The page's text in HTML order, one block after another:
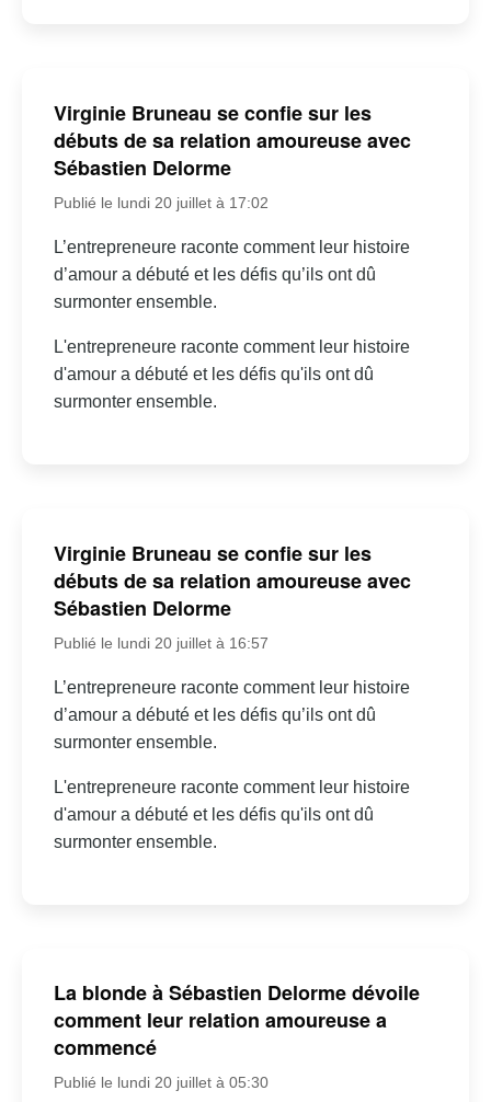
Virginie Bruneau se confie sur les
débuts de sa relation amoureuse avec
Sébastien Delorme
Publié le lundi 20 juillet à 17:02
L’entrepreneure raconte comment leur histoire
d’amour a débuté et les défis qu’ils ont dû
surmonter ensemble.
L'entrepreneure raconte comment leur histoire
d'amour a débuté et les défis qu'ils ont dû
surmonter ensemble.
Virginie Bruneau se confie sur les
débuts de sa relation amoureuse avec
Sébastien Delorme
Publié le lundi 20 juillet à 16:57
L’entrepreneure raconte comment leur histoire
d’amour a débuté et les défis qu’ils ont dû
surmonter ensemble.
L'entrepreneure raconte comment leur histoire
d'amour a débuté et les défis qu'ils ont dû
surmonter ensemble.
La blonde à Sébastien Delorme dévoile
comment leur relation amoureuse a
commencé
Publié le lundi 20 juillet à 05:30